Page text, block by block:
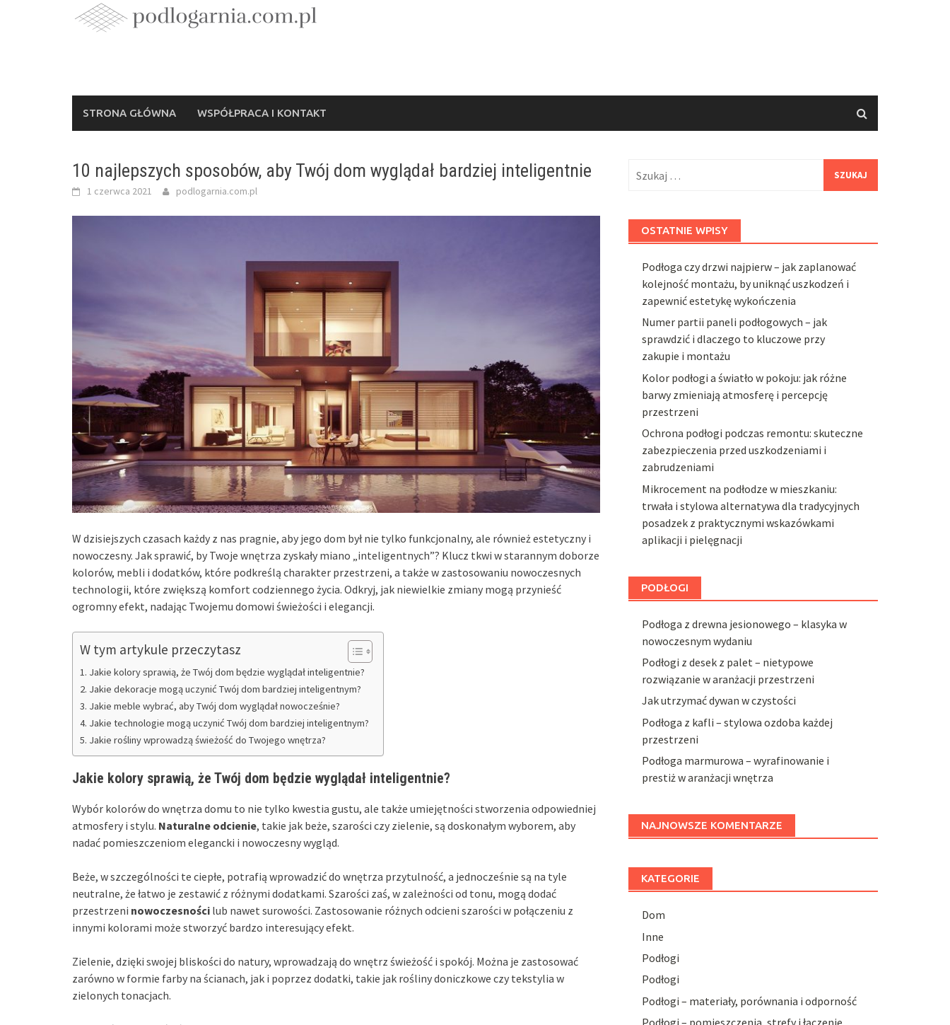
STRONA GŁÓWNA WSPÓŁPRACA I KONTAKT
10 najlepszych sposobów, aby Twój dom wyglądał bardziej inteligentnie
1 czerwca 2021 podlogarnia.com.pl
W dzisiejszych czasach każdy z nas pragnie, aby jego dom był nie tylko funkcjonalny, ale również estetyczny i
nowoczesny. Jak sprawić, by Twoje wnętrza zyskały miano „inteligentnych”? Klucz tkwi w starannym doborze
kolorów, mebli i dodatków, które podkreślą charakter przestrzeni, a także w zastosowaniu nowoczesnych
technologii, które zwiększą komfort codziennego życia. Odkryj, jak niewielkie zmiany mogą przynieść
ogromny efekt, nadając Twojemu domowi świeżości i elegancji.
W tym artykule przeczytasz
Jakie kolory sprawią, że Twój dom będzie wyglądał inteligentnie?
Jakie dekoracje mogą uczynić Twój dom bardziej inteligentnym?
Jakie meble wybrać, aby Twój dom wyglądał nowocześnie?
Jakie technologie mogą uczynić Twój dom bardziej inteligentnym?
Jakie rośliny wprowadzą świeżość do Twojego wnętrza?
Jakie kolory sprawią, że Twój dom będzie wyglądał inteligentnie?
Wybór kolorów do wnętrza domu to nie tylko kwestia gustu, ale także umiejętności stworzenia odpowiedniej
atmosfery i stylu. Naturalne odcienie, takie jak beże, szarości czy zielenie, są doskonałym wyborem, aby
nadać pomieszczeniom elegancki i nowoczesny wygląd.
Beże, w szczególności te ciepłe, potrafią wprowadzić do wnętrza przytulność, a jednocześnie są na tyle
neutralne, że łatwo je zestawić z różnymi dodatkami. Szarości zaś, w zależności od tonu, mogą dodać
przestrzeni nowoczesności lub nawet surowości. Zastosowanie różnych odcieni szarości w połączeniu z
innymi kolorami może stworzyć bardzo interesujący efekt.
Zielenie, dzięki swojej bliskości do natury, wprowadzają do wnętrz świeżość i spokój. Można je zastosować
zarówno w formie farby na ścianach, jak i poprzez dodatki, takie jak rośliny doniczkowe czy tekstylia w
zielonych tonacjach.
OSTATNIE WPISY
Podłoga czy drzwi najpierw – jak zaplanować
kolejność montażu, by uniknąć uszkodzeń i
zapewnić estetykę wykończenia
Numer partii paneli podłogowych – jak
sprawdzić i dlaczego to kluczowe przy
zakupie i montażu
Kolor podłogi a światło w pokoju: jak różne
barwy zmieniają atmosferę i percepcję
przestrzeni
Ochrona podłogi podczas remontu: skuteczne
zabezpieczenia przed uszkodzeniami i
zabrudzeniami
Mikrocement na podłodze w mieszkaniu:
trwała i stylowa alternatywa dla tradycyjnych
posadzek z praktycznymi wskazówkami
aplikacji i pielęgnacji
PODŁOGI
Podłoga z drewna jesionowego – klasyka w
nowoczesnym wydaniu
Podłogi z desek z palet – nietypowe
rozwiązanie w aranżacji przestrzeni
Jak utrzymać dywan w czystości
Podłoga z kafli – stylowa ozdoba każdej
przestrzeni
Podłoga marmurowa – wyrafinowanie i
prestiż w aranżacji wnętrza
NAJNOWSZE KOMENTARZE
KATEGORIE
Dom
Inne
Podłogi
Podłogi
Podłogi – materiały, porównania i odporność